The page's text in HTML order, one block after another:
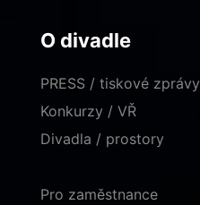
O divadle
PRESS / tiskové zprávy
Konkurzy / VŘ
Divadla / prostory
Pro zaměstnance